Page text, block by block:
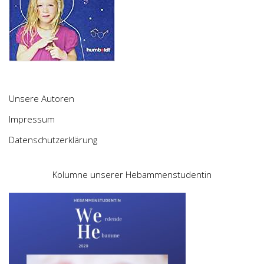
Unsere Autoren
Impressum
Datenschutzerklärung
Kolumne unserer Hebammenstudentin